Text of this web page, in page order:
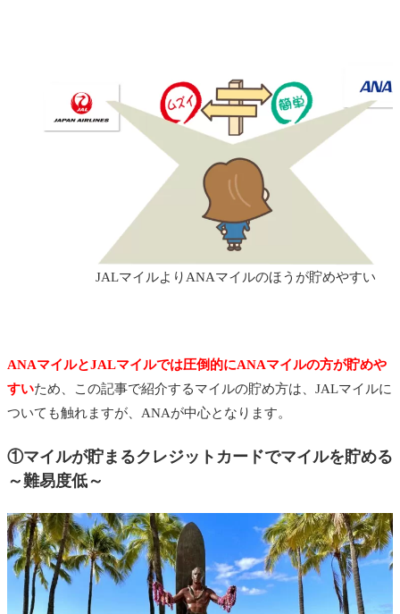
JALマイルよりANAマイルのほうが貯めやすい
ANAマイルとJALマイルでは圧倒的にANAマイルの方が貯めや
すいため、この記事で紹介するマイルの貯め方は、JALマイルに
ついても触れますが、ANAが中心となります。
①マイルが貯まるクレジットカードでマイルを貯める
～難易度低～